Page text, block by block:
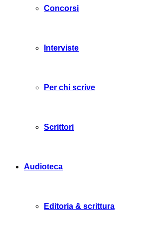
Concorsi
Interviste
Per chi scrive
Scrittori
Audioteca
Editoria & scrittura